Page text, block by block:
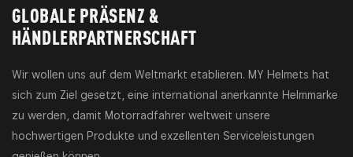
GLOBALE PRÄSENZ &
HÄNDLERPARTNERSCHAFT
Wir wollen uns auf dem Weltmarkt etablieren. MY Helmets hat
sich zum Ziel gesetzt, eine international anerkannte Helmmarke
zu werden, damit Motorradfahrer weltweit unsere
hochwertigen Produkte und exzellenten Serviceleistungen